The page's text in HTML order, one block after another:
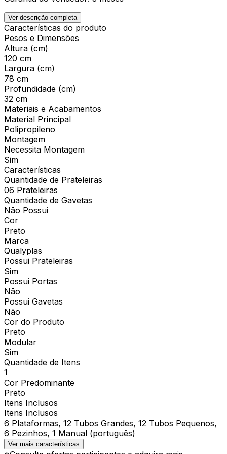
Ver descrição completa
Características do produto
Pesos e Dimensões
Altura (cm)
120 cm
Largura (cm)
78 cm
Profundidade (cm)
32 cm
Materiais e Acabamentos
Material Principal
Polipropileno
Montagem
Necessita Montagem
Sim
Características
Quantidade de Prateleiras
06 Prateleiras
Quantidade de Gavetas
Não Possui
Cor
Preto
Marca
Qualyplas
Possui Prateleiras
Sim
Possui Portas
Não
Possui Gavetas
Não
Cor do Produto
Preto
Modular
Sim
Quantidade de Itens
1
Cor Predominante
Preto
Itens Inclusos
Itens Inclusos
6 Plataformas, 12 Tubos Grandes, 12 Tubos Pequenos,
6 Pezinhos, 1 Manual (português)
Ver mais características